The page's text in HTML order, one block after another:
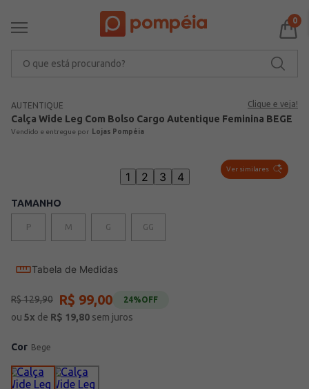
0
AUTENTIQUE Clique e veja!
Calça Wide Leg Com Bolso Cargo Autentique Feminina BEGE
Lojas Pompéia
Ver similares
1 2 3 4
TAMANHO
P M G GG
Tabela de Medidas
R$129,90 R$ 99,00 24%OFF
ou 5x de R$ 19,80 sem juros
Cor Bege